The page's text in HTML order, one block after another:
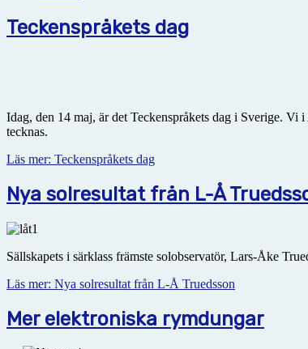
Teckenspråkets dag
Idag, den 14 maj, är det Teckenspråkets dag i Sverige.
tecknas.
Läs mer: Teckenspråkets dag
Nya solresultat från L-Å
Sällskapets i särklass främste solobservatör, Lars-Åke
Läs mer: Nya solresultat från L-Å Truedsson
Mer elektroniska rymdungar